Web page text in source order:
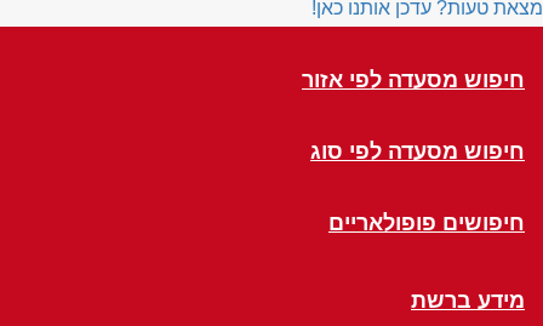
מצאת טעות? עדכן אותנו כאן!
חיפוש מסעדה לפי אזור
חיפוש מסעדה לפי סוג
חיפושים פופולאריים
מידע ברשת